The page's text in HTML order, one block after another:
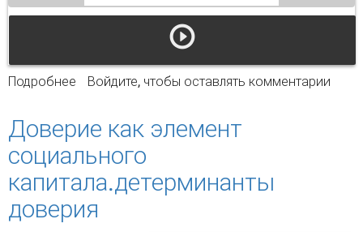
Подробнее о Измерение вертикального доверия в
Войдите, чтобы оставлять комментарии
Доверие как элемент
социального
капитала.детерминанты
доверия